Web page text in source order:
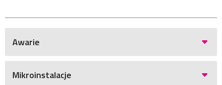
Awarie
Mikroinstalacje